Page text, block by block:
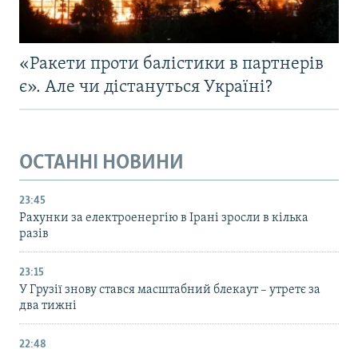
«Ракети проти балістики в партнерів
є». Але чи дістануться Україні?
ОСТАННІ НОВИНИ
23:45
Рахунки за електроенергію в Ірані зросли в кілька
разів
23:15
У Грузії знову стався масштабний блекаут – утретє за
два тижні
22:48